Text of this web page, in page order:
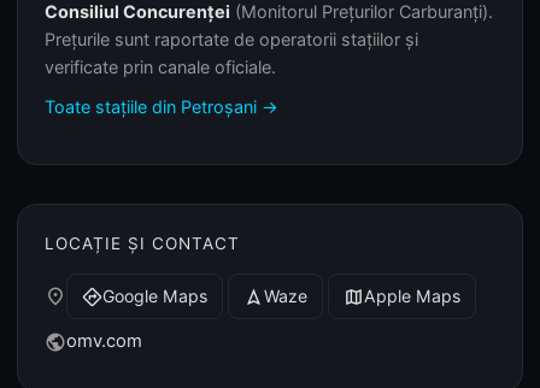
Consiliul Concurenței (Monitorul Prețurilor Carburanți).
Prețurile sunt raportate de operatorii stațiilor și
verificate prin canale oficiale.
Toate stațiile din Petroșani →
LOCAȚIE ȘI CONTACT
place directionsGoogle Maps navigation Waze mapApple Maps
publicomv.com